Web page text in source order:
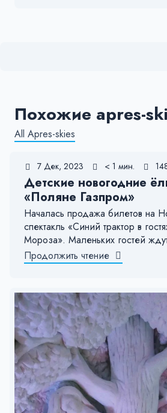
Похожие apres-
All Apres-skies
7 Дек, 2023 < 1 мин.
Детские новогодние
«Поляне Газпром»
Началась продажа билетов на
спектакль «Синий трактор в
Мороза». Маленьких гостей
Продолжить чтение